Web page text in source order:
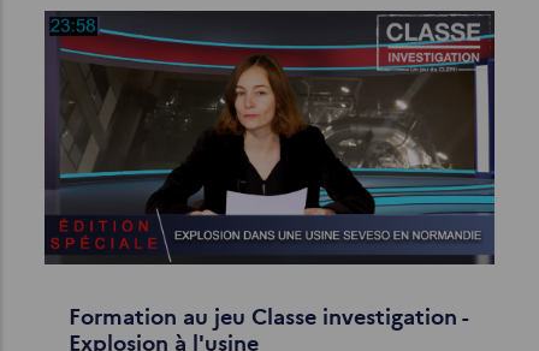
Formation au jeu Classe investigation -
Explosion à l'usine